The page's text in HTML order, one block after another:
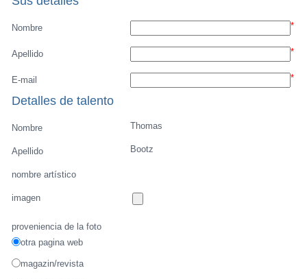
Nombre *
Apellido *
E-mail *
Detalles de talento
Nombre Thomas
Apellido Bootz
nombre artístico
imagen
proveniencia de la foto
otra pagina web
magazin/revista